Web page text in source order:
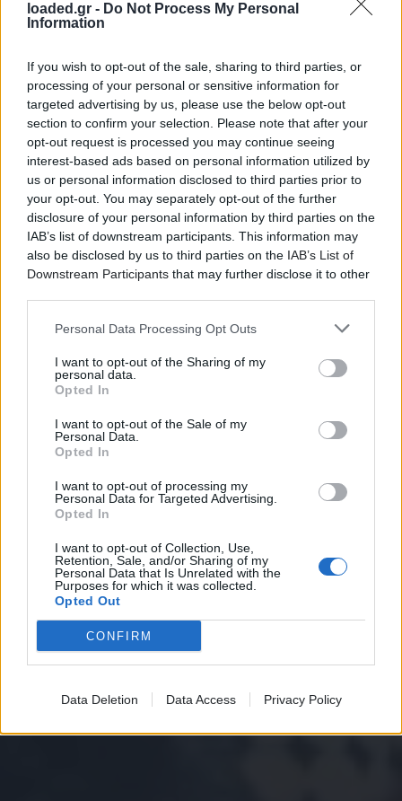
loaded.gr - Do Not Process My Personal
Information
If you wish to opt-out of the sale, sharing to third parties, or
processing of your personal or sensitive information for
targeted advertising by us, please use the below opt-out
section to confirm your selection. Please note that after your
opt-out request is processed you may continue seeing
interest-based ads based on personal information utilized by
us or personal information disclosed to third parties prior to
your opt-out. You may separately opt-out of the further
disclosure of your personal information by third parties on the
IAB’s list of downstream participants. This information may
also be disclosed by us to third parties on the IAB’s List of
Downstream Participants that may further disclose it to other
Personal Data Processing Opt Outs
I want to opt-out of the Sharing of my
personal data.
Opted In
I want to opt-out of the Sale of my
Personal Data.
Opted In
I want to opt-out of processing my
Personal Data for Targeted Advertising.
Opted In
I want to opt-out of Collection, Use,
Retention, Sale, and/or Sharing of my
Personal Data that Is Unrelated with the
Purposes for which it was collected.
Opted Out
CONFIRM
Data Deletion Data Access Privacy Policy